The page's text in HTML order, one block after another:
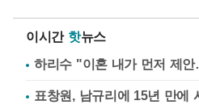
이시간 핫뉴스
하리수 "이혼 내가 먼저 제
표창원, 남규리에 15년 만